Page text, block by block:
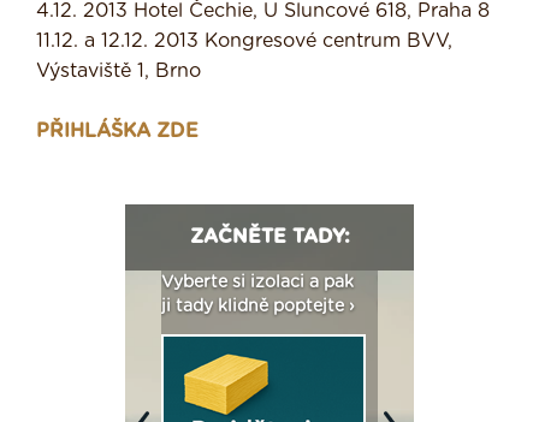
4.12. 2013 Hotel Čechie, U Sluncové 618, Praha 8
11.12. a 12.12. 2013 Kongresové centrum BVV,
Výstaviště 1, Brno
PŘIHLÁŠKA ZDE
ZAČNĚTE TADY:
Vyberte si izolaci a pak
ji tady klidně poptejte ›